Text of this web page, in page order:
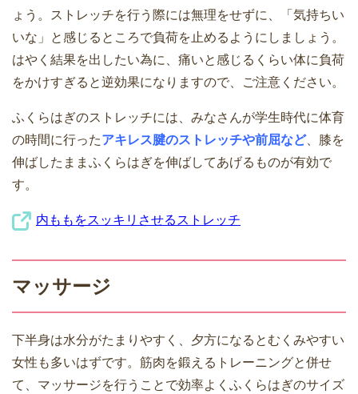
ょう。ストレッチを行う際には無理をせずに、「気持ちい
いな」と感じるところで負荷を止めるようにしましょう。
はやく結果を出したい為に、痛いと感じるくらい体に負荷
をかけすぎると逆効果になりますので、ご注意ください。
ふくらはぎのストレッチには、みなさんが学生時代に体育
の時間に行ったアキレス腱のストレッチや前屈など、膝を
伸ばしたままふくらはぎを伸ばしてあげるものが有効で
す。
内ももをスッキリさせるストレッチ
マッサージ
下半身は水分がたまりやすく、夕方になるとむくみやすい
女性も多いはずです。筋肉を鍛えるトレーニングと併せ
て、マッサージを行うことで効率よくふくらはぎのサイズ